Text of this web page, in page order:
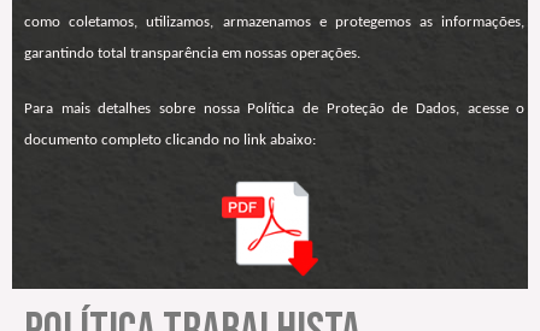
como coletamos, utilizamos, armazenamos e protegemos as informações,
garantindo total transparência em nossas operações.
Para mais detalhes sobre nossa Política de Proteção de Dados, acesse o
documento completo clicando no link abaixo: